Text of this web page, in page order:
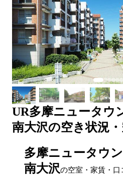
UR多摩ニュータウ
南大沢の空き状況
多摩ニュータウ
南大沢の空室・家賃・口